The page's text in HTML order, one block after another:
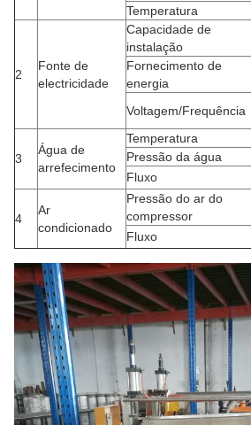
Temperatura
2
Fonte de
electricidade
Capacidade de
instalação
Fornecimento de
energia
Voltagem/Frequência
3
Água de
arrefecimento
Temperatura
Pressão da água
Fluxo
4
Ar
condicionado
Pressão do ar do
compressor
Fluxo